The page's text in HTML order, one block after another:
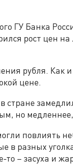
ГУ Банка
рост цен
рубля. Как
цене.
стране
но
повлиять
в разных
то – засуха и